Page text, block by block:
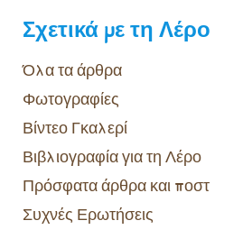
Σχετικά με τη Λέρο
Όλα τα άρθρα
Φωτογραφίες
Βίντεο Γκαλερί
Βιβλιογραφία για τη Λέρο
Πρόσφατα άρθρα και ποστ
Συχνές Ερωτήσεις